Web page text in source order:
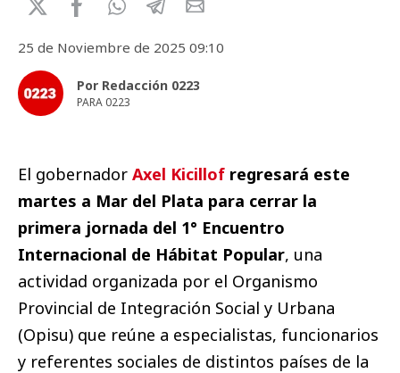
25 de Noviembre de 2025 09:10
Por Redacción 0223
PARA 0223
El gobernador Axel Kicillof regresará este
martes a Mar del Plata para cerrar la
primera jornada del 1° Encuentro
Internacional de Hábitat Popular, una
actividad organizada por el Organismo
Provincial de Integración Social y Urbana
(Opisu) que reúne a especialistas, funcionarios
y referentes sociales de distintos países de la